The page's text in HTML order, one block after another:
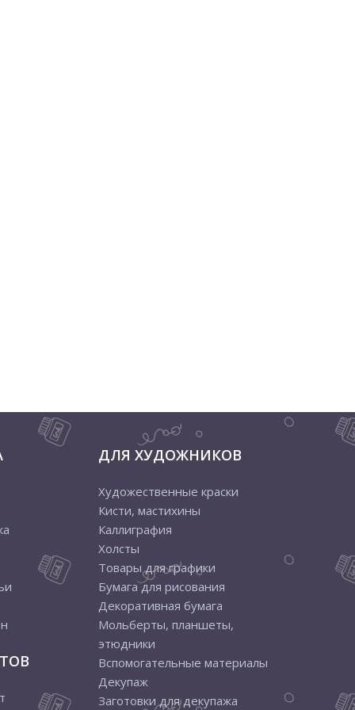
ДЛЯ ХУДОЖНИКОВ
Художественные краски
Кисти, мастихины
Каллиграфия
Холсты
Товары для графики
Бумага для рисования
Декоративная бумага
Мольберты, планшеты,
этюдники
Вспомогательные материалы
Декупаж
Заготовки для декупажа